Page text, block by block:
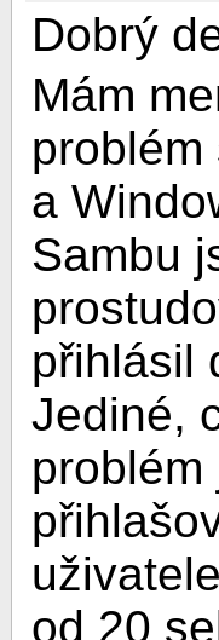
Dobrý
Mám
problém
a
Sambu
přihlásil
Jediné,
problém
od 20